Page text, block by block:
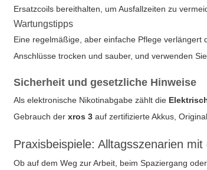
Ersatzcoils bereithalten, um Ausfallzeiten zu
Wartungstipps
Eine regelmäßige, aber einfache Pflege verlängert
Anschlüsse trocken und sauber, und verwenden
Sicherheit und gesetzliche Hinweise
Als elektronische Nikotinabgabe zählt die
Gebrauch derxros 3 auf zertifizierte Akkus,
Praxisbeispiele: Alltagsszenarien
Ob auf dem Weg zur Arbeit, beim Spaziergang